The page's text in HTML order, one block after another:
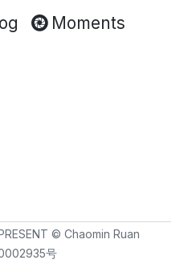
Moments
© Chaomin Ruan
号